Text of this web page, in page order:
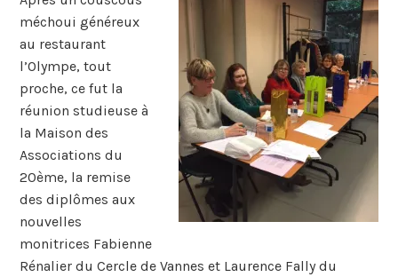
méchoui généreux
au restaurant
l’Olympe, tout
proche, ce fut la
réunion studieuse à
la Maison des
Associations du
20ème, la remise
des diplômes aux
nouvelles
monitrices Fabienne
Rénalier du Cercle de Vannes et Laurence Fally du